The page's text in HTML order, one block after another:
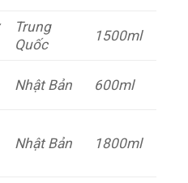
Trung
Quốc
1500ml
Nhật Bản 600ml
Nhật Bản 1800ml